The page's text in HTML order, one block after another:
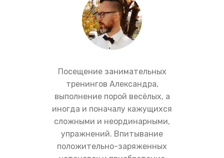
Посещение занимательных
тренингов Александра,
выполнение порой весёлых, а
иногда и поначалу кажущихся
сложными и неординарными,
упражнений. Впитывание
положительно-заряженных